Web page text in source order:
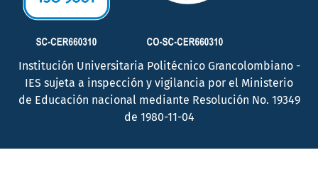
Institución Universitaria Politécnico Grancolombiano -
IES sujeta a inspección y vigilancia por el Ministerio
de Educación nacional mediante Resolución No. 19349
de 1980-11-04